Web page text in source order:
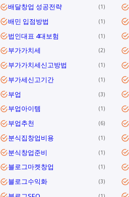
배달창업 성공전략 1
배민 입점방법 1
법인대표 4대보험 1
부가가치세 2
부가가치세신고방법 1
부가세신고기간 1
부업 3
부업아이템 1
부업추천 6
분식집창업비용 1
분식창업준비 1
블로그마켓창업 1
블로그수익화 3